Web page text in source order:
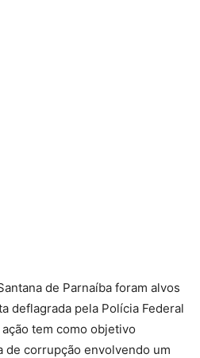
de Parnaíba foram alvos
deflagrada pela Polícia Federal
tem como objetivo
de corrupção envolvendo um